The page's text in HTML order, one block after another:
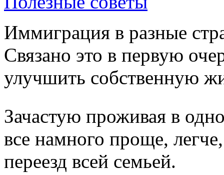
Иммиграция в разные
Связано это в первую
улучшить собственную
Зачастую проживая в
все намного проще,
переезд всей семьей.